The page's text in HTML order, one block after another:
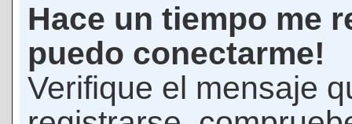
Hace un tiempo me
puedo conectarme!
Verifique el mensaje